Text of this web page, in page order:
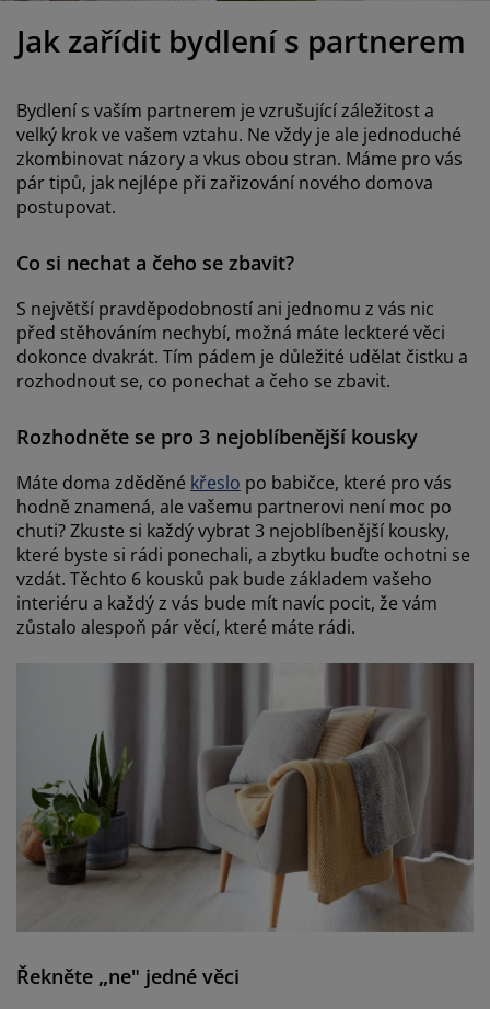
skříně
do ložnice
rámy s úložným prostorem
matrace
postele
o nábytek/doplňky
osvětlení
pokoj
mazlíčky
Jak zařídit bydlení s partnerem
Bydlení s vaším partnerem je vzrušující záležitost a
velký krok ve vašem vztahu. Ne vždy je ale jednoduché
zkombinovat názory a vkus obou stran. Máme pro vás
pár tipů, jak nejlépe při zařizování nového domova
postupovat.
Co si nechat a čeho se zbavit?
S největší pravděpodobností ani jednomu z vás nic
před stěhováním nechybí, možná máte leckteré věci
dokonce dvakrát. Tím pádem je důležité udělat čistku a
rozhodnout se, co ponechat a čeho se zbavit.
Rozhodněte se pro 3 nejoblíbenější kousky
Máte doma zděděné křeslo po babičce, které pro vás
hodně znamená, ale vašemu partnerovi není moc po
chuti? Zkuste si každý vybrat 3 nejoblíbenější kousky,
které byste si rádi ponechali, a zbytku buďte ochotni se
vzdát. Těchto 6 kousků pak bude základem vašeho
interiéru a každý z vás bude mít navíc pocit, že vám
zůstalo alespoň pár věcí, které máte rádi.
Řekněte „ne" jedné věci